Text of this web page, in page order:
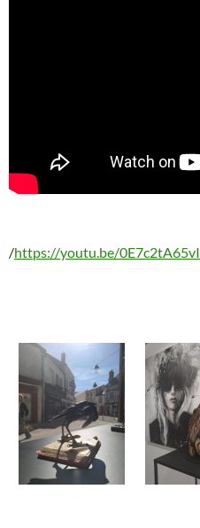
/https://youtu.be/0E7c2tA65vI